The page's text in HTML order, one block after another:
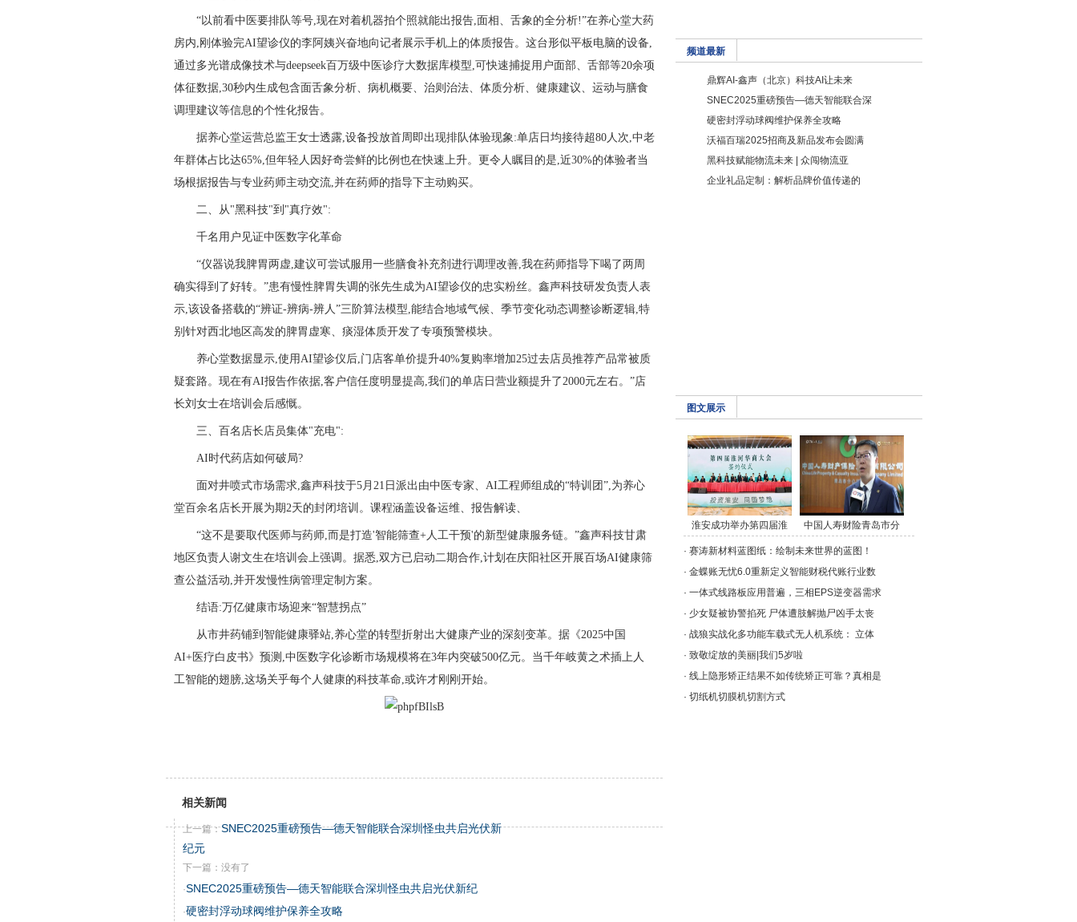
“以前看中医要排队等号,现在对着机器拍个照就能出报告,面相、舌象的全分析!”在养心堂大药
房内,刚体验完AI望诊仪的李阿姨兴奋地向记者展示手机上的体质报告。这台形似平板电脑的设备,
通过多光谱成像技术与deepseek百万级中医诊疗大数据库模型,可快速捕捉用户面部、舌部等20余项
体征数据,30秒内生成包含面舌象分析、病机概要、治则治法、体质分析、健康建议、运动与膳食
调理建议等信息的个性化报告。
据养心堂运营总监王女士透露,设备投放首周即出现排队体验现象:单店日均接待超80人次,中老
年群体占比达65%,但年轻人因好奇尝鲜的比例也在快速上升。更令人瞩目的是,近30%的体验者当
场根据报告与专业药师主动交流,并在药师的指导下主动购买。
二、从"黑科技"到"真疗效":
千名用户见证中医数字化革命
“仪器说我脾胃两虚,建议可尝试服用一些膳食补充剂进行调理改善,我在药师指导下喝了两周
确实得到了好转。”患有慢性脾胃失调的张先生成为AI望诊仪的忠实粉丝。鑫声科技研发负责人表
示,该设备搭载的“辨证-辨病-辨人”三阶算法模型,能结合地域气候、季节变化动态调整诊断逻辑,特
别针对西北地区高发的脾胃虚寒、痰湿体质开发了专项预警模块。
养心堂数据显示,使用AI望诊仪后,门店客单价提升40%复购率增加25过去店员推荐产品常被质
疑套路。现在有AI报告作依据,客户信任度明显提高,我们的单店日营业额提升了2000元左右。”店
长刘女士在培训会后感慨。
三、百名店长店员集体"充电":
AI时代药店如何破局?
面对井喷式市场需求,鑫声科技于5月21日派出由中医专家、AI工程师组成的“特训团”,为养心
堂百余名店长开展为期2天的封闭培训。课程涵盖设备运维、报告解读、
“这不是要取代医师与药师,而是打造'智能筛查+人工干预'的新型健康服务链。”鑫声科技甘肃
地区负责人谢文生在培训会上强调。据悉,双方已启动二期合作,计划在庆阳社区开展百场AI健康筛
查公益活动,并开发慢性病管理定制方案。
结语:万亿健康市场迎来“智慧拐点”
从市井药铺到智能健康驿站,养心堂的转型折射出大健康产业的深刻变革。据《2025中国
AI+医疗白皮书》预测,中医数字化诊断市场规模将在3年内突破500亿元。当千年岐黄之术插上人
工智能的翅膀,这场关乎每个人健康的科技革命,或许才刚刚开始。
相关新闻
上一篇：SNEC2025重磅预告—德天智能联合深圳怪虫共启光伏新
纪元
下一篇：没有了
·SNEC2025重磅预告—德天智能联合深圳怪虫共启光伏新纪
·硬密封浮动球阀维护保养全攻略
频道最新
鼎辉AI-鑫声（北京）科技AI让未来
SNEC2025重磅预告—德天智能联合深
硬密封浮动球阀维护保养全攻略
沃福百瑞2025招商及新品发布会圆满
黑科技赋能物流未来 | 众闯物流亚
企业礼品定制：解析品牌价值传递的
图文展示
淮安成功举办第四届淮 中国人寿财险青岛市分
· 赛涛新材料蓝图纸：绘制未来世界的蓝图！
· 金蝶账无忧6.0重新定义智能财税代账行业数
· 一体式线路板应用普遍，三相EPS逆变器需求
· 少女疑被协警掐死 尸体遭肢解抛尸凶手太丧
· 战狼实战化多功能车载式无人机系统： 立体
· 致敬绽放的美丽|我们5岁啦
· 线上隐形矫正结果不如传统矫正可靠？真相是
· 切纸机切膜机切割方式